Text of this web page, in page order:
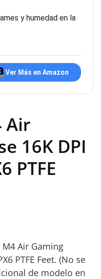
y humedad en la
Ver Más en Amazon
Air
16K DPI
PTFE
M4 Air Gaming
PTFE Feet. (No se
de modelo en